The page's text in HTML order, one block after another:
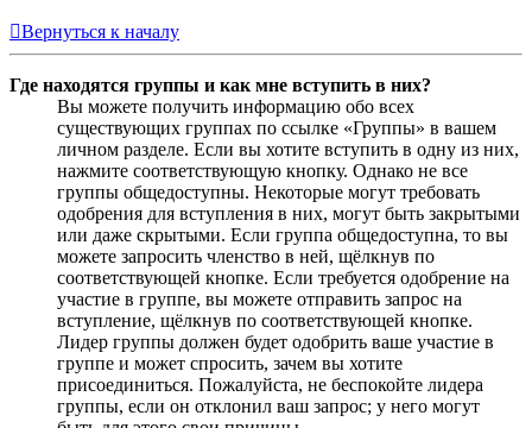
Вернуться к началу
Где находятся группы и как мне вступить в них?
Вы можете получить информацию обо всех
существующих группах по ссылке «Группы» в вашем
личном разделе. Если вы хотите вступить в одну из них,
нажмите соответствующую кнопку. Однако не все
группы общедоступны. Некоторые могут требовать
одобрения для вступления в них, могут быть закрытыми
или даже скрытыми. Если группа общедоступна, то вы
можете запросить членство в ней, щёлкнув по
соответствующей кнопке. Если требуется одобрение на
участие в группе, вы можете отправить запрос на
вступление, щёлкнув по соответствующей кнопке.
Лидер группы должен будет одобрить ваше участие в
группе и может спросить, зачем вы хотите
присоединиться. Пожалуйста, не беспокойте лидера
группы, если он отклонил ваш запрос; у него могут